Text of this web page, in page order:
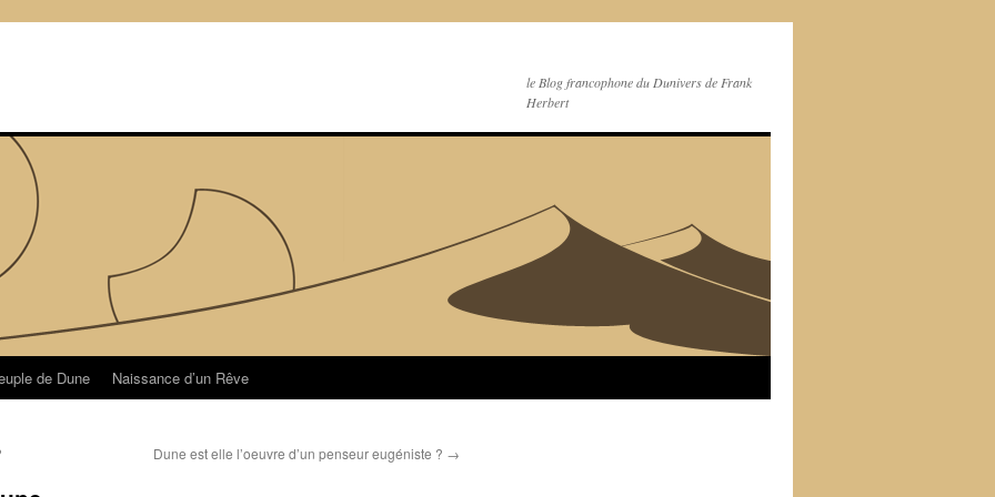
le Blog francophone du Dunivers de Frank
Herbert
de Dune Naissance d’un Rêve
Dune est elle l’oeuvre d’un penseur eugéniste ? →